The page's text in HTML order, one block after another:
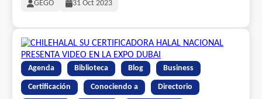
GEGO 31 Oct 2023
Agenda Biblioteca Blog Business
Certificación Conociendo a Directorio